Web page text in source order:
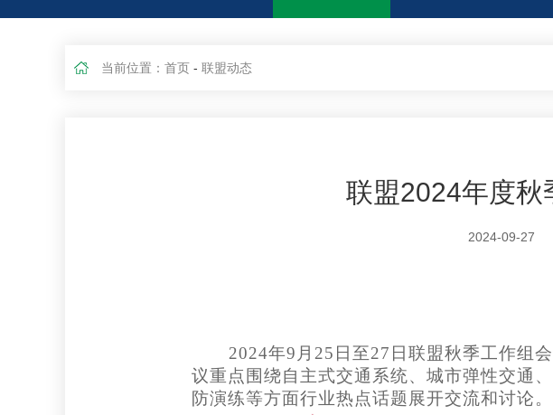
当前位置： 首页 - 联盟动态
联盟2024年度秋
2024-09-27
2024年9月25日至27日联盟秋季工作组
议重点围绕自主式交通系统、城市弹性交通
防演练等方面行业热点话题展开交流和讨论。